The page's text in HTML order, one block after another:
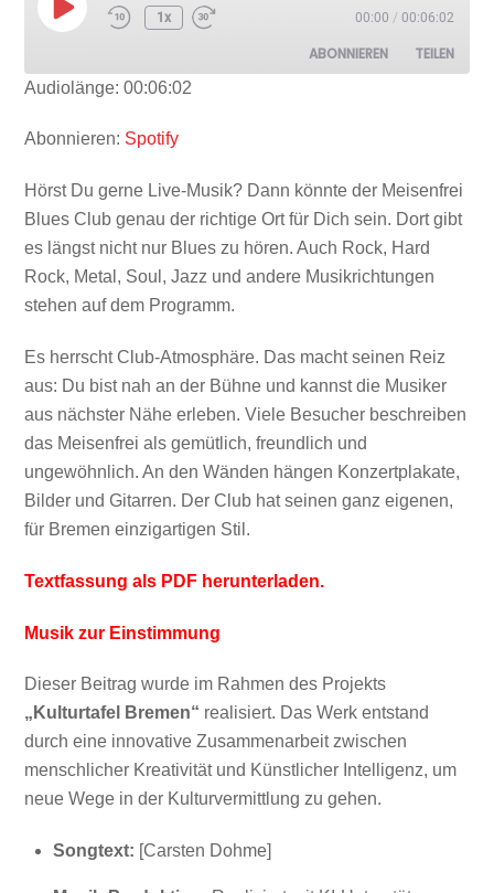
Play
Episode
1x 00:00 / 00:06:02
ABONNIEREN TEILEN
Audiolänge: 00:06:02
Abonnieren: Spotify
Hörst Du gerne Live-Musik? Dann könnte der Meisenfrei
Blues Club genau der richtige Ort für Dich sein. Dort gibt
es längst nicht nur Blues zu hören. Auch Rock, Hard
Rock, Metal, Soul, Jazz und andere Musikrichtungen
stehen auf dem Programm.
Es herrscht Club-Atmosphäre. Das macht seinen Reiz
aus: Du bist nah an der Bühne und kannst die Musiker
aus nächster Nähe erleben. Viele Besucher beschreiben
das Meisenfrei als gemütlich, freundlich und
ungewöhnlich. An den Wänden hängen Konzertplakate,
Bilder und Gitarren. Der Club hat seinen ganz eigenen,
für Bremen einzigartigen Stil.
Textfassung als PDF herunterladen.
Musik zur Einstimmung
Dieser Beitrag wurde im Rahmen des Projekts
„Kulturtafel Bremen“ realisiert. Das Werk entstand
durch eine innovative Zusammenarbeit zwischen
menschlicher Kreativität und Künstlicher Intelligenz, um
neue Wege in der Kulturvermittlung zu gehen.
Songtext: [Carsten Dohme]